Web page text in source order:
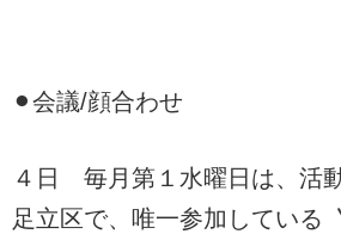
⚫︎会議/顔合わせ
４日 毎月第１水曜日は、活
足立区で、唯一参加している